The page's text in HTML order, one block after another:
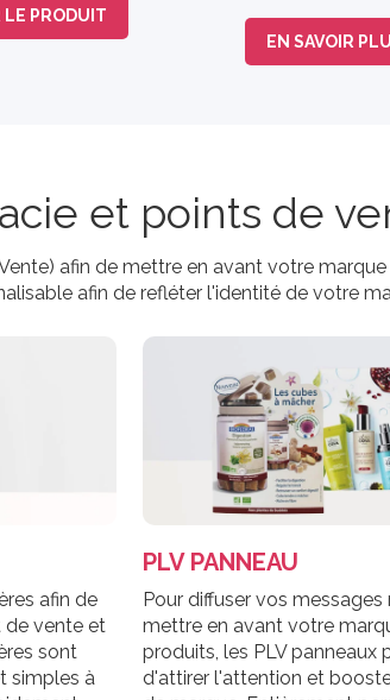
LE PRODUIT
EN SAVOIR
et points de
afin de mettre en avant votre marque
afin de refléter l'identité de votre
afin de
de vente et
sont
simples à
PLV PANNEAU
Pour diffuser vos messages
mettre en avant votre
produits, les PLV panneaux
d'attirer l'attention et